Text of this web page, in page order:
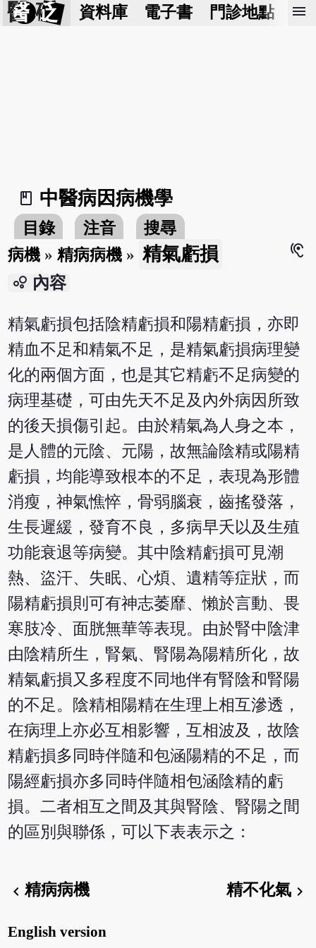
醫 砭 資料庫 電子書 門診地點 預
menu
book_2
中醫病因病機學
目錄 注音
搜尋
病機 »精病病機 » 精氣虧損
hearing
bubble_chart 內容
精氣虧損包括陰精虧損和陽精虧損，亦即
精血不足和精氣不足，是精氣虧損病理變
化的兩個方面，也是其它精虧不足病變的
病理基礎，可由先天不足及內外病因所致
的後天損傷引起。由於精氣為人身之本，
是人體的元陰、元陽，故無論陰精或陽精
虧損，均能導致根本的不足，表現為形體
消瘦，神氣憔悴，骨弱腦衰，齒搖發落，
生長遲緩，發育不良，多病早夭以及生殖
功能衰退等病變。其中陰精虧損可見潮
熱、盜汗、失眠、心煩、遺精等症狀，而
陽精虧損則可有神志萎靡、懶於言動、畏
寒肢冷、面胱無華等表現。由於腎中陰津
由陰精所生，腎氣、腎陽為陽精所化，故
精氣虧損又多程度不同地伴有腎陰和腎陽
的不足。陰精相陽精在生理上相互滲透，
在病理上亦必互相影響，互相波及，故陰
精虧損多同時伴隨和包涵陽精的不足，而
陽經虧損亦多同時伴隨相包涵陰精的虧
損。二者相互之間及其與腎陰、腎陽之間
的區別與聯係，可以下表表示之：
chevron_left精病病機 精不化氣chevron_right
English version